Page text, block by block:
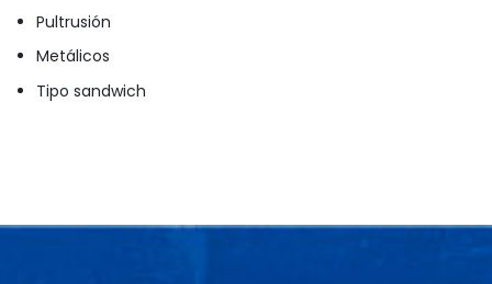
Pultrusión
Metálicos
Tipo sandwich